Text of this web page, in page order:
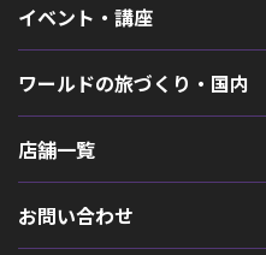
イベント・講座
ワールドの旅づくり・国内
店舗一覧
お問い合わせ